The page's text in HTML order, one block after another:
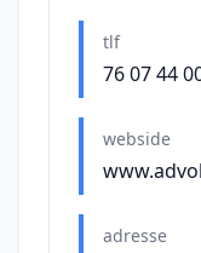
tlf
76 07 44
webside
adresse